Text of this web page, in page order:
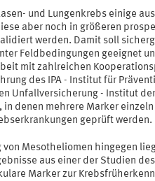
und Lungenkrebs einige
aber noch in größeren
werden. Damit soll
Feldbedingungen geeignet
mit zahlreichen
des IPA - Institut für
Unfallversicherung - Institut
denen mehrere Marker
geprüft werden.
von Mesotheliomen hingegen
aus einer der Studien des
Marker zur